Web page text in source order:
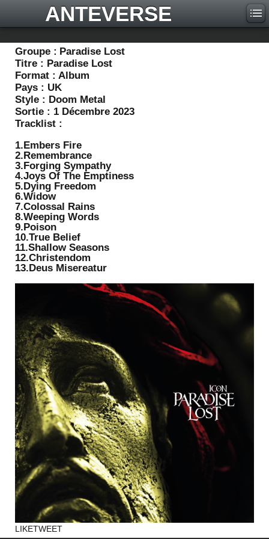
ANTEVERSE
Groupe : Paradise Lost
Titre : Paradise Lost
Format : Album
Pays : UK
Style : Doom Metal
Sortie : 1 Décembre 2023
Tracklist :
1.Embers Fire
2.Remembrance
3.Forging Sympathy
4.Joys Of The Emptiness
5.Dying Freedom
6.Widow
7.Colossal Rains
8.Weeping Words
9.Poison
10.True Belief
11.Shallow Seasons
12.Christendom
13.Deus Misereatur
LIKETWEET